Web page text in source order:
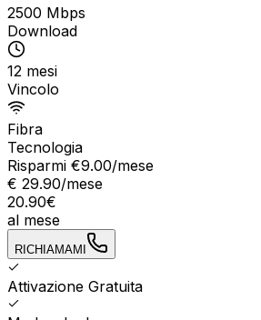
2500 Mbps
Download
12 mesi
Vincolo
Fibra
Tecnologia
Risparmi €9.00/mese
€ 29.90/mese
20.90€
al mese
RICHIAMAMI
Attivazione Gratuita